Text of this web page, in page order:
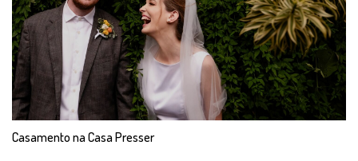
Casamento na Casa Presser